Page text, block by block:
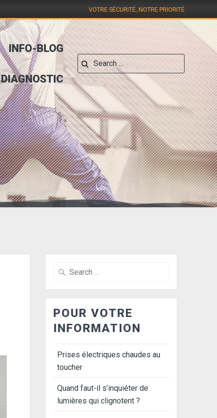
VOTRE SÉCURITÉ, NOTRE PRIORITÉ
INFO-BLOG
Search for:
Search
POUR VOTRE
INFORMATION
Prises électriques chaudes au
toucher
Quand faut-il s’inquiéter de
lumières qui clignotent ?